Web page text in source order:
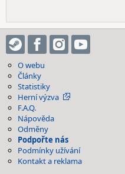
O webu
Články
Statistiky
Herní výzva
F.A.Q.
Nápověda
Odměny
Podpořte nás
Podmínky užívání
Kontakt a reklama